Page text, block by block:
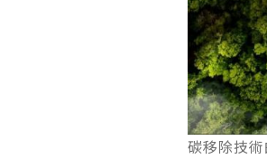
碳移除技